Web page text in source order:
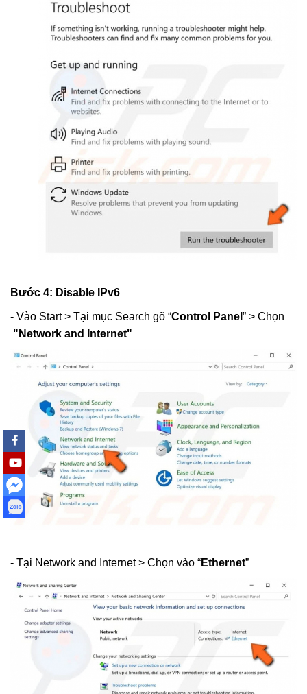
Bước 4: Disable IPv6
- Vào Start > Tại mục Search gõ “Control Panel ” > Chọn
"Network and Internet"
- Tại Network and Internet > Chọn vào “Ethernet”